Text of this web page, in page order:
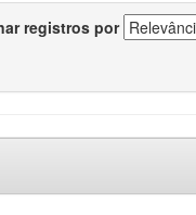
registros por